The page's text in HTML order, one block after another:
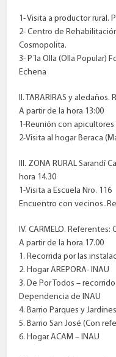
1- Visita a productor rural.
2- Centro de
Cosmopolita.
3- P´la Olla (Olla Popular)
Echena
II. TARARIRAS y
A partir de la hora 13:00
1-Reunión con
2-Visita al hogar Beraca
III. ZONA RURAL Sarandí
hora 14.30
1-Visita a Escuela Nro. 116
Encuentro con
IV. CARMELO.
A partir de la hora 17.00
1. Recorrida por las
2. Hogar AREPORA- INAU
3. De Por Todos –
Dependencia de INAU
4. Barrio Parques y
5. Barrio San José (Con
6. Hogar ACAM – INAU